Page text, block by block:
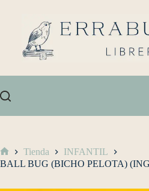
Tienda
INFANTIL
BALL BUG (BICHO PELOTA)